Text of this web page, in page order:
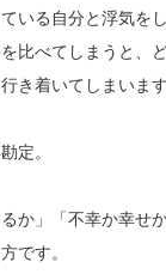
いる自分と浮気を
比べてしまうと、
き着いてしまいます
定。
か」「不幸か幸せ
です。